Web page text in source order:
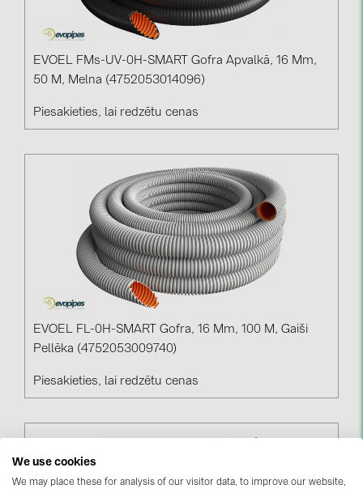
BUDMAT (6)
FRONIUS (42)
GROMTOR (32)
GoodWe (44)
LEADER (6)
LONGi Solar (5)
NOVOTEGRA (315)
PROJOY (3)
PYLONTECH (19)
EVOEL FMs-UV-0H-SMART Gofra Apvalkā, 16 Mm,
50 M, Melna (4752053014096)
Piesakieties, lai redzētu cenas
EVOEL FL-0H-SMART Gofra, 16 Mm, 100 M, Gaiši
Pellēka (4752053009740)
Piesakieties, lai redzētu cenas
We use cookies
We may place these for analysis of our visitor data, to improve our website,